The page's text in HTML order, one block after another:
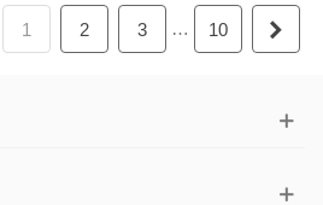
1 2 3 … 10